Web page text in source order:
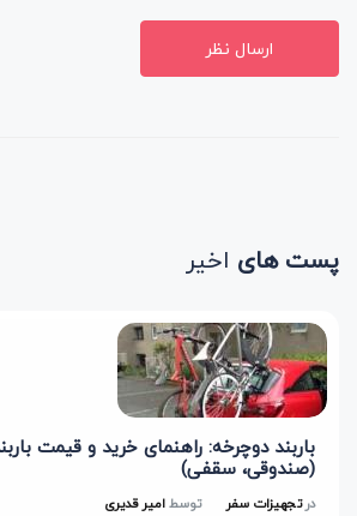
ارسال نظر
پست های اخیر
باربند دوچرخه: راهنمای خرید و قیمت
(صندوقی، سقفی)
درتجهیزات سفر توسطامیر قدیری